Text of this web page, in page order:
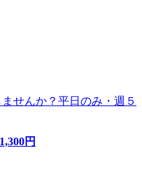
せんか？平日のみ・週５
1,300円